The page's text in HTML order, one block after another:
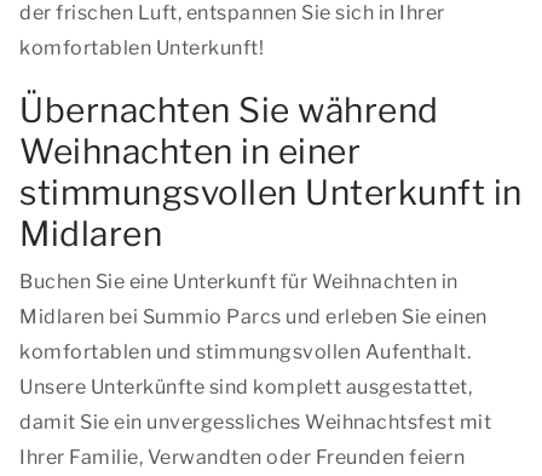
der frischen Luft, entspannen Sie sich in Ihrer
komfortablen Unterkunft!
Übernachten Sie während
Weihnachten in einer
stimmungsvollen Unterkunft in
Midlaren
Buchen Sie eine Unterkunft für Weihnachten in
Midlaren bei Summio Parcs und erleben Sie einen
komfortablen und stimmungsvollen Aufenthalt.
Unsere Unterkünfte sind komplett ausgestattet,
damit Sie ein unvergessliches Weihnachtsfest mit
Ihrer Familie, Verwandten oder Freunden feiern